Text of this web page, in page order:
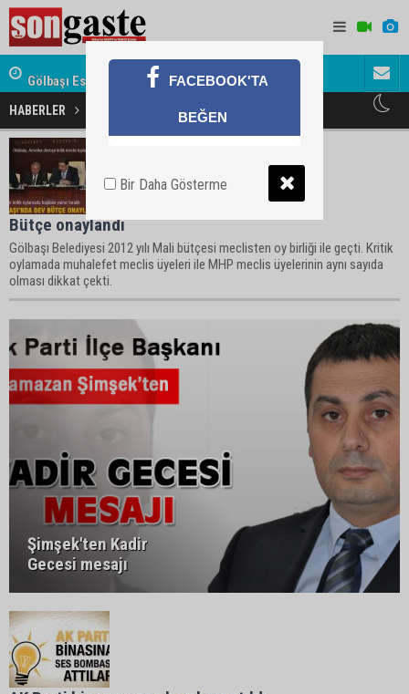
Gölbaşı Esnafının Sesi Ankara Kalkınma Ajansı'nda Avukat
akını
HABERLER
Bütçe onaylandı
Gölbaşı Belediyesi 2012 yılı Mali bütçesi meclisten oy birliği ile geçti. Kritik
oylamada muhalefet meclis üyeleri ile MHP meclis üyelerinin aynı sayıda
olması dikkat çekti.
Şimşek'ten Kadir
Gecesi mesajı
FACEBOOK'TA
BEĞEN
Bir Daha Gösterme